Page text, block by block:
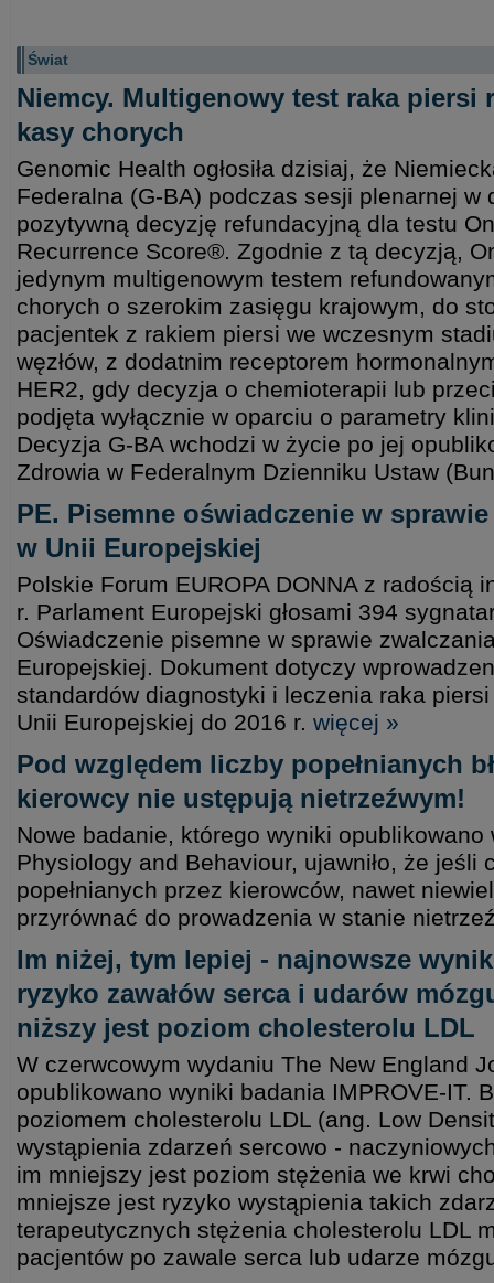
Świat
Niemcy. Multigenowy test raka piersi
kasy chorych
Genomic Health ogłosiła dzisiaj, że
Federalna (G-BA) podczas sesji plenarnej w
pozytywną decyzję refundacyjną dla testu
Recurrence Score®. Zgodnie z tą decyzją,
jedynym multigenowym testem
chorych o szerokim zasięgu krajowym, do
pacjentek z rakiem piersi we wczesnym
węzłów, z dodatnim receptorem
HER2, gdy decyzja o chemioterapii lub
podjęta wyłącznie w oparciu o parametry
Decyzja G-BA wchodzi w życie po jej
Zdrowia w Federalnym Dzienniku Ustaw
PE. Pisemne oświadczenie w
w Unii Europejskiej
Polskie Forum EUROPA DONNA z radością
r. Parlament Europejski głosami 394
Oświadczenie pisemne w sprawie
Europejskiej. Dokument dotyczy
standardów diagnostyki i leczenia raka
Unii Europejskiej do 2016 r. więcej »
Pod względem liczby popełnianych
kierowcy nie ustępują nietrzeźwym!
Nowe badanie, którego wyniki
Physiology and Behaviour, ujawniło, że jeśli
popełnianych przez kierowców, nawet
przyrównać do prowadzenia w stanie
Im niżej, tym lepiej - najnowsze
ryzyko zawałów serca i udarów
niższy jest poziom cholesterolu LDL
W czerwcowym wydaniu The New England
opublikowano wyniki badania IMPROVE-IT.
poziomem cholesterolu LDL (ang. Low
wystąpienia zdarzeń sercowo -
im mniejszy jest poziom stężenia we krwi
mniejsze jest ryzyko wystąpienia takich
terapeutycznych stężenia cholesterolu LDL
pacjentów po zawale serca lub udarze